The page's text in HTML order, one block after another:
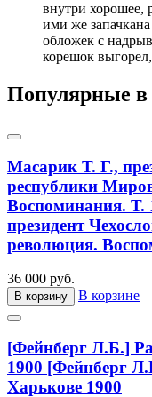
внутри хорошее,
ими же
обложек с
корешок
Популярные в
Масарик Т. Г.,
республики
Воспоминания. Т.
президент
революция.
36 000 руб.
В корзину В корзине
[Фейнберг Л.Б.]
1900 [Фейнберг
Харькове 1900